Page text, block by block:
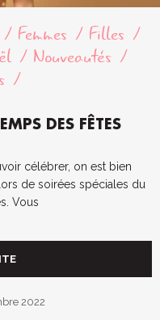
Femmes
Filles
Nouveautés
DES FÊTES
célébrer, on est bien
de soirées spéciales du
Vous
2022